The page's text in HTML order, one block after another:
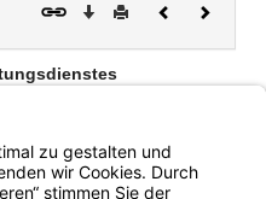
Download
DruckenVorheriges
drei Jahre und beginnt am
regelt das Staatsministerium.
von mindestens 19 Monaten
mindestens zwölf Monaten.